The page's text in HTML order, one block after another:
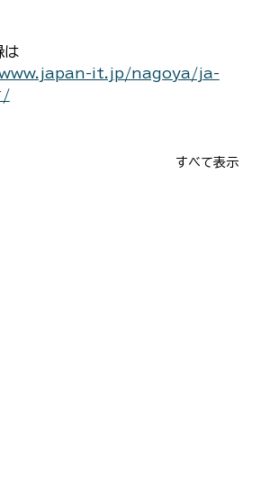
は
it.jp/nagoya/ja-
すべて表示